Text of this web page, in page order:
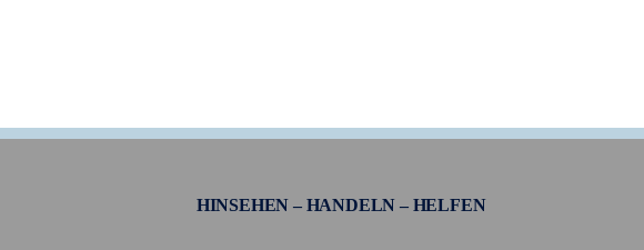
HINSEHEN – HANDELN – HELFEN